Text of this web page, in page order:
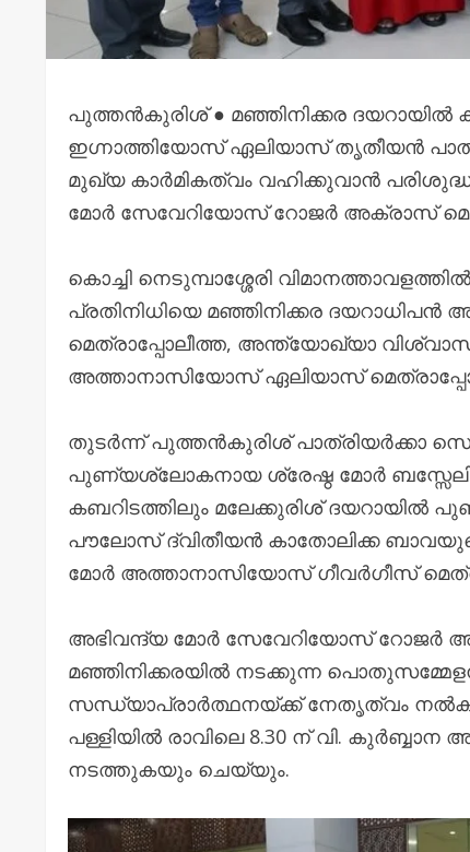
പുത്തൻകുരിശ് ● മഞ്ഞിനിക്കര ദയറായിൽ
ഇഗ്നാത്തിയോസ് ഏലിയാസ് തൃതീയൻ
മുഖ്യ കാർമികത്വം വഹിക്കുവാൻ
മോർ സേവേറിയോസ് റോജർ അക്രാസ്
കൊച്ചി നെടുമ്പാശ്ശേരി
പ്രതിനിധിയെ മഞ്ഞിനിക്കര
മെത്രാപ്പോലീത്ത, അന്ത്യോഖ്യാ
അത്താനാസിയോസ് ഏലിയാസ്
തുടർന്ന് പുത്തൻകുരിശ് പാത്രിയർക്കാ
പുണ്യശ്ലോകനായ ശ്രേഷ്ഠ മോർ
കബറിടത്തിലും മലേക്കുരിശ്
പൗലോസ് ദ്വിതീയൻ കാതോലിക്ക
മോർ അത്താനാസിയോസ് ഗീവർഗീസ്
അഭിവന്ദ്യ മോർ സേവേറിയോസ് റോജർ
മഞ്ഞിനിക്കരയിൽ നടക്കുന്ന
സന്ധ്യാപ്രാർത്ഥനയ്ക്ക് നേതൃത്വം
പള്ളിയിൽ രാവിലെ 8.30 ന് വി.
നടത്തുകയും ചെയ്യും.